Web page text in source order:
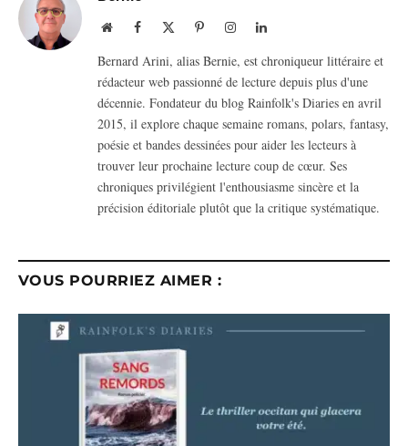
WebsiteFacebook PinterestInstagramLinkedIn
Bernard Arini, alias Bernie, est chroniqueur littéraire et
rédacteur web passionné de lecture depuis plus d'une
décennie. Fondateur du blog Rainfolk's Diaries en avril
2015, il explore chaque semaine romans, polars, fantasy,
poésie et bandes dessinées pour aider les lecteurs à
trouver leur prochaine lecture coup de cœur. Ses
chroniques privilégient l'enthousiasme sincère et la
précision éditoriale plutôt que la critique systématique.
VOUS POURRIEZ AIMER :